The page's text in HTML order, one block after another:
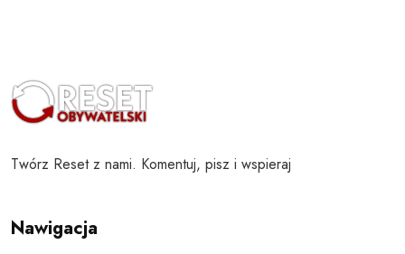
Twórz Reset z nami. Komentuj, pisz i wspieraj
Nawigacja